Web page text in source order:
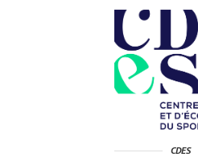
CDES